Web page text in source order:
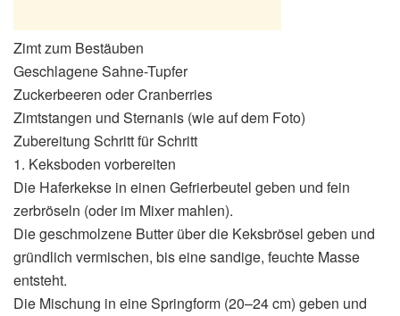
Zimt zum Bestäuben
Geschlagene Sahne-Tupfer
Zuckerbeeren oder Cranberries
Zimtstangen und Sternanis (wie auf dem Foto)
Zubereitung Schritt für Schritt
1. Keksboden vorbereiten
Die Haferkekse in einen Gefrierbeutel geben und fein
zerbröseln (oder im Mixer mahlen).
Die geschmolzene Butter über die Keksbrösel geben und
gründlich vermischen, bis eine sandige, feuchte Masse
entsteht.
Die Mischung in eine Springform (20–24 cm) geben und